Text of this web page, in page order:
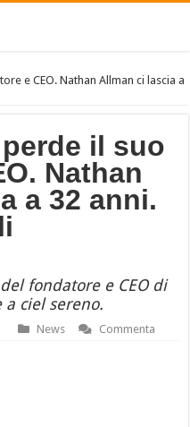
e CEO. Nathan Allman ci lascia a
il suo
Nathan
a 32 anni.
fondatore e CEO di
ciel sereno.
News Commenta